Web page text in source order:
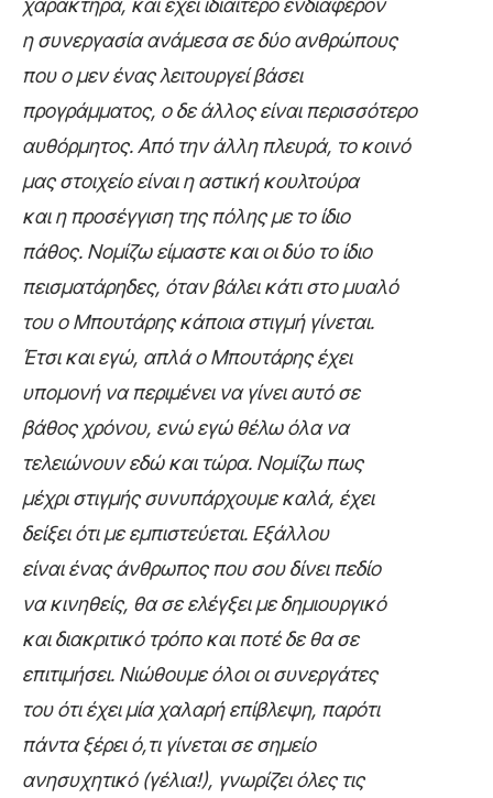
χαρακτήρα, και έχει ιδιαίτερο ενδιαφέρον
η συνεργασία ανάμεσα σε δύο ανθρώπους
που ο μεν ένας λειτουργεί βάσει
προγράμματος, ο δε άλλος είναι περισσότερο
αυθόρμητος. Από την άλλη πλευρά, το κοινό
μας στοιχείο είναι η αστική κουλτούρα
και η προσέγγιση της πόλης με το ίδιο
πάθος. Νομίζω είμαστε και οι δύο το ίδιο
πεισματάρηδες, όταν βάλει κάτι στο μυαλό
του ο Μπουτάρης κάποια στιγμή γίνεται.
Έτσι και εγώ, απλά ο Μπουτάρης έχει
υπομονή να περιμένει να γίνει αυτό σε
βάθος χρόνου, ενώ εγώ θέλω όλα να
τελειώνουν εδώ και τώρα. Νομίζω πως
μέχρι στιγμής συνυπάρχουμε καλά, έχει
δείξει ότι με εμπιστεύεται. Εξάλλου
είναι ένας άνθρωπος που σου δίνει πεδίο
να κινηθείς, θα σε ελέγξει με δημιουργικό
και διακριτικό τρόπο και ποτέ δε θα σε
επιτιμήσει. Νιώθουμε όλοι οι συνεργάτες
του ότι έχει μία χαλαρή επίβλεψη, παρότι
πάντα ξέρει ό,τι γίνεται σε σημείο
ανησυχητικό (γέλια!), γνωρίζει όλες τις